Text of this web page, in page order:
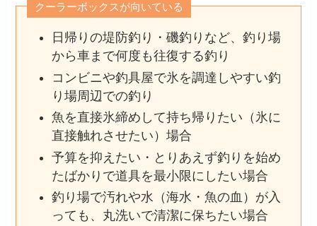
クーラーボックスが向いている
日帰りの堤防釣り・磯釣りなど、釣り場
から車まで何度も往復する釣り
コンビニや釣具屋で氷を調達しやすい釣
り場周辺での釣り
魚を直接氷締めして持ち帰りたい（氷に
直接触れさせたい）場合
予算を抑えたい・とりあえず釣りを始め
たばかりで道具を最小限にしたい場合
釣り場で汚れや水（海水・魚の血）が入
っても、丸洗いで清潔に保ちたい場合